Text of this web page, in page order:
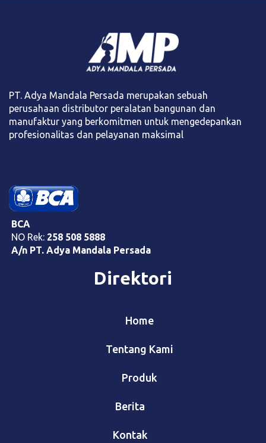
PT. Adya Mandala Persada merupakan sebuah
perusahaan distributor peralatan bangunan dan
manufaktur yang berkomitmen untuk mengedepankan
profesionalitas dan pelayanan maksimal
BCA
NO Rek: 258 508 5888
A/n PT. Adya Mandala Persada
Direktori
Home
Tentang Kami
Produk
Berita
Kontak